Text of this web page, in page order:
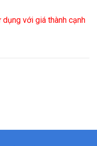
với giá thành cạnh